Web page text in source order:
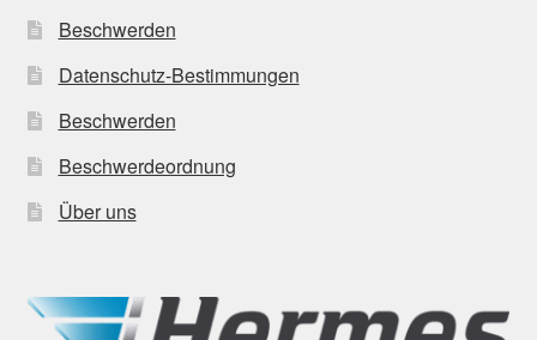
Beschwerden
Datenschutz-Bestimmungen
Beschwerden
Beschwerdeordnung
Über uns